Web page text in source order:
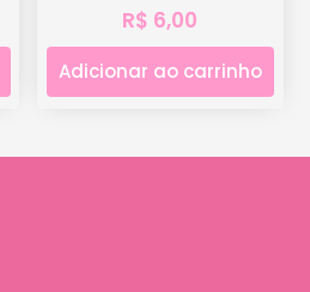
R$ 6,00
Adicionar ao carrinho